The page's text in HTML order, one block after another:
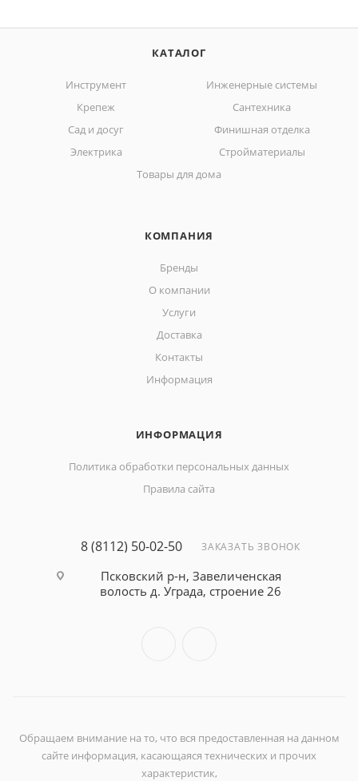
КАТАЛОГ
Инструмент
Инженерные системы
Крепеж
Сантехника
Сад и досуг
Финишная отделка
Электрика
Стройматериалы
Товары для дома
КОМПАНИЯ
Бренды
О компании
Услуги
Доставка
Контакты
Информация
ИНФОРМАЦИЯ
Политика обработки персональных данных
Правила сайта
8 (8112) 50-02-50 ЗАКАЗАТЬ ЗВОНОК
Псковский р-н, Завеличенская
волость д. Уграда, строение 26
Обращаем внимание на то, что вся предоставленная на данном
сайте информация, касающаяся технических и прочих
характеристик,